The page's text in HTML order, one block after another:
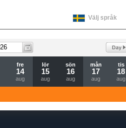
Välj språk
fre
14
aug
lör
15
aug
sön
16
aug
mån
17
aug
tis
18
aug